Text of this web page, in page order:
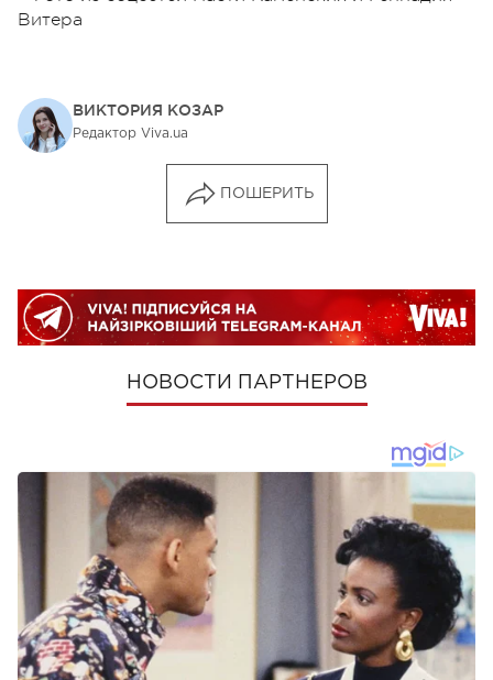
Витера
ВИКТОРИЯ КОЗАР
Редактор Viva.ua
ПОШЕРИТЬ
НОВОСТИ ПАРТНЕРОВ